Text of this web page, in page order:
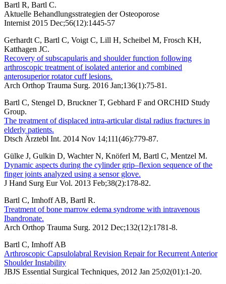
Bartl R, Bartl C.
Aktuelle Behandlungsstrategien der Osteoporose
Internist 2015 Dec;56(12):1445-57
Gerhardt C, Bartl C, Voigt C, Lill H, Scheibel M, Frosch KH,
Katthagen JC.
Recovery of subscapularis and shoulder function following
arthroscopic treatment of isolated anterior and combined
anterosuperior rotator cuff lesions.
Arch Orthop Trauma Surg. 2016 Jan;136(1):75-81.
Bartl C, Stengel D, Bruckner T, Gebhard F and ORCHID Study
Group.
The treatment of displaced intra-articular distal radius fractures in
elderly patients.
Dtsch Ärztebl Int. 2014 Nov 14;111(46):779-87.
Gülke J, Gulkin D, Wachter N, Knöferl M, Bartl C, Mentzel M.
Dynamic aspects during the cylinder grip–flexion sequence of the
finger joints analyzed using a sensor glove.
J Hand Surg Eur Vol. 2013 Feb;38(2):178-82.
Bartl C, Imhoff AB, Bartl R.
Treatment of bone marrow edema syndrome with intravenous
Ibandronate.
Arch Orthop Trauma Surg. 2012 Dec;132(12):1781-8.
Bartl C, Imhoff AB
Arthroscopic Capsulolabral Revision Repair for Recurrent Anterior
Shoulder Instability
JBJS Essential Surgical Techniques, 2012 Jan 25;02(01):1-20.